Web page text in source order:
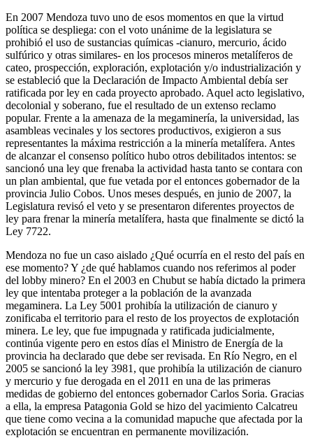
En 2007 Mendoza tuvo uno de esos momentos en que la virtud
política se despliega: con el voto unánime de la legislatura se
prohibió el uso de sustancias químicas -cianuro, mercurio, ácido
sulfúrico y otras similares- en los procesos mineros metalíferos de
cateo, prospección, exploración, explotación y/o industrialización y
se estableció que la Declaración de Impacto Ambiental debía ser
ratificada por ley en cada proyecto aprobado. Aquel acto legislativo,
decolonial y soberano, fue el resultado de un extenso reclamo
popular. Frente a la amenaza de la megaminería, la universidad, las
asambleas vecinales y los sectores productivos, exigieron a sus
representantes la máxima restricción a la minería metalífera. Antes
de alcanzar el consenso político hubo otros debilitados intentos: se
sancionó una ley que frenaba la actividad hasta tanto se contara con
un plan ambiental, que fue vetada por el entonces gobernador de la
provincia Julio Cobos. Unos meses después, en junio de 2007, la
Legislatura revisó el veto y se presentaron diferentes proyectos de
ley para frenar la minería metalífera, hasta que finalmente se dictó la
Ley 7722.
Mendoza no fue un caso aislado ¿Qué ocurría en el resto del país en
ese momento? Y ¿de qué hablamos cuando nos referimos al poder
del lobby minero? En el 2003 en Chubut se había dictado la primera
ley que intentaba proteger a la población de la avanzada
megaminera. La Ley 5001 prohibía la utilización de cianuro y
zonificaba el territorio para el resto de los proyectos de explotación
minera. Le ley, que fue impugnada y ratificada judicialmente,
continúa vigente pero en estos días el Ministro de Energía de la
provincia ha declarado que debe ser revisada. En Río Negro, en el
2005 se sancionó la ley 3981, que prohibía la utilización de cianuro
y mercurio y fue derogada en el 2011 en una de las primeras
medidas de gobierno del entonces gobernador Carlos Soria. Gracias
a ella, la empresa Patagonia Gold se hizo del yacimiento Calcatreu
que tiene como vecina a la comunidad mapuche que afectada por la
explotación se encuentran en permanente movilización.